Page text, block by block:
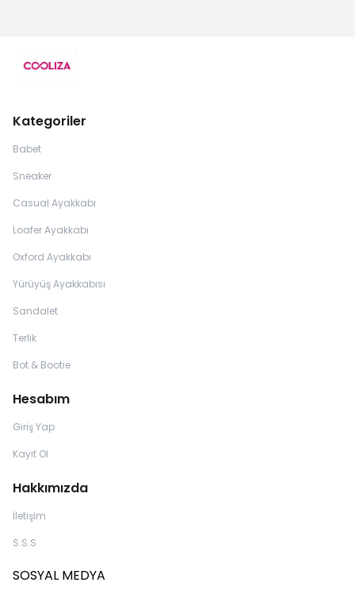
Kategoriler
Babet
Sneaker
Casual Ayakkabı
Loafer Ayakkabı
Oxford Ayakkabı
Yürüyüş Ayakkabısı
Sandalet
Terlik
Bot & Bootie
Hesabım
Giriş Yap
Kayıt Ol
Hakkımızda
İletişim
S.S.S
SOSYAL MEDYA